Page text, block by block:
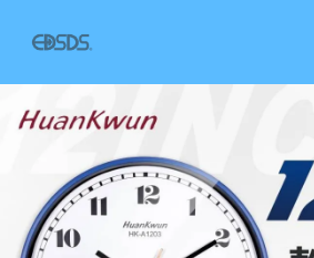
您的購物車目前
繼續購物